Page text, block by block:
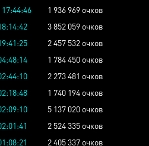
17:44:46
1 936 969 очков
3 852 059 очков
2 457 532 очков
1 784 450 очков
2 273 481 очков
1 740 194 очков
5 137 020 очков
2 524 335 очков
2 405 337 очков